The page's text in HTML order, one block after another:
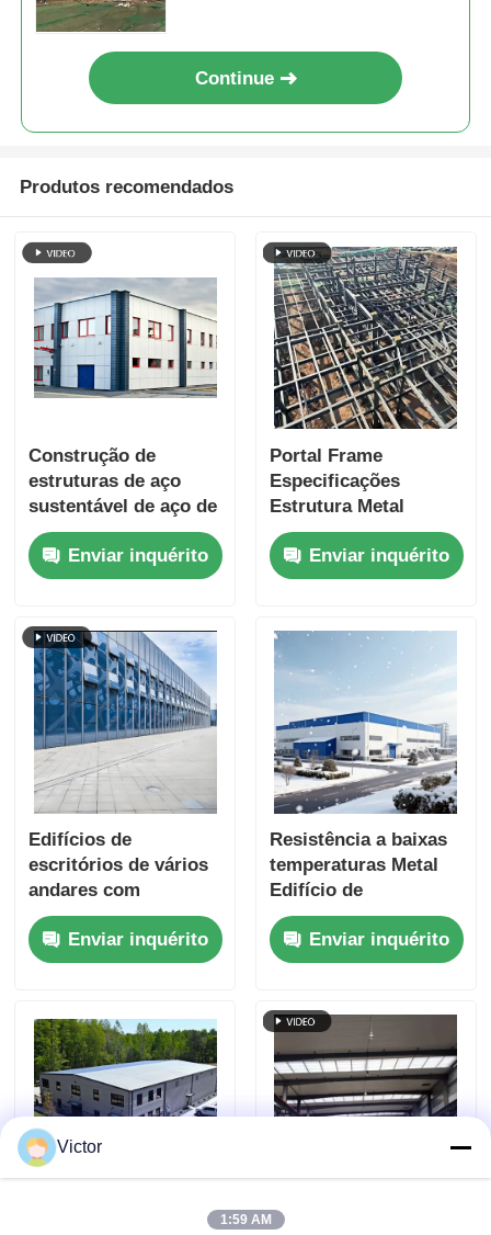
Continue
Produtos recomendados
Construção de
estruturas de aço
sustentável de aço de
baixa liga de alta
resistência de aço
multiuso
Enviar inquérito
Portal Frame
Especificações
Estrutura Metal
Construção
Superfície de aço
revestida de pó
Enviar inquérito
Edifícios de
escritórios de vários
andares com
estrutura de aço e
camadas de cor de
alta adesão
Enviar inquérito
Resistência a baixas
temperaturas Metal
Edifício de
armazenamento
Corantes resistentes
ao sal
Enviar inquérito
Edifício de estrutura Construções pré-
Victor
1:59 AM